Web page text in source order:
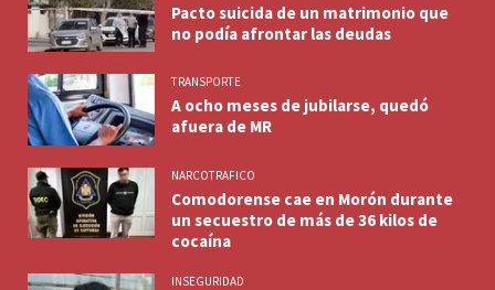
Pacto suicida de un matrimonio que
no podía afrontar las deudas
TRANSPORTE
A ocho meses de jubilarse, quedó
afuera de MR
NARCOTRAFICO
Comodorense cae en Morón durante
un secuestro de más de 36 kilos de
cocaína
INSEGURIDAD